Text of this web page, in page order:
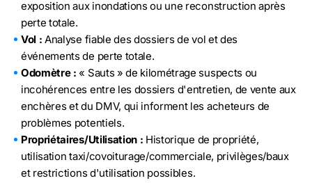
exposition aux inondations ou une reconstruction après
perte totale.
Vol : Analyse fiable des dossiers de vol et des
événements de perte totale.
Odomètre : « Sauts » de kilométrage suspects ou
incohérences entre les dossiers d'entretien, de vente aux
enchères et du DMV, qui informent les acheteurs de
problèmes potentiels.
Propriétaires/Utilisation : Historique de propriété,
utilisation taxi/covoiturage/commerciale, privilèges/baux
et restrictions d'utilisation possibles.